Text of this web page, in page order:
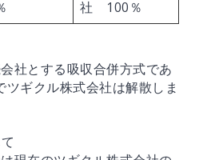
社 100％
社とする吸収合併方式であ
ギクル株式会社は解散しま